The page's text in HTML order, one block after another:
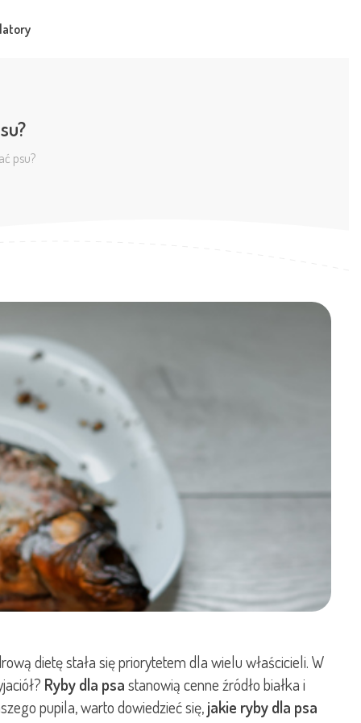
psu?
dietę stała się priorytetem dla wielu właścicieli. W
Ryby dla psastanowią cenne źródło białka i
pupila, warto dowiedzieć się,jakie ryby dla psa